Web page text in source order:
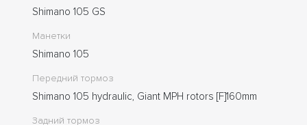
Shimano 105 GS
Манетки
Shimano 105
Передний тормоз
Shimano 105 hydraulic, Giant MPH rotors [F]160mm
Задний тормоз